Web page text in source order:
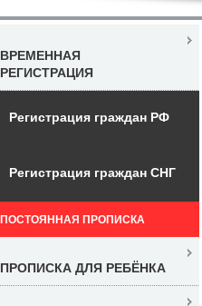
ВРЕМЕННАЯ
РЕГИСТРАЦИЯ
Регистрация граждан РФ
Регистрация граждан СНГ
ПОСТОЯННАЯ ПРОПИСКА
ПРОПИСКА ДЛЯ РЕБЁНКА